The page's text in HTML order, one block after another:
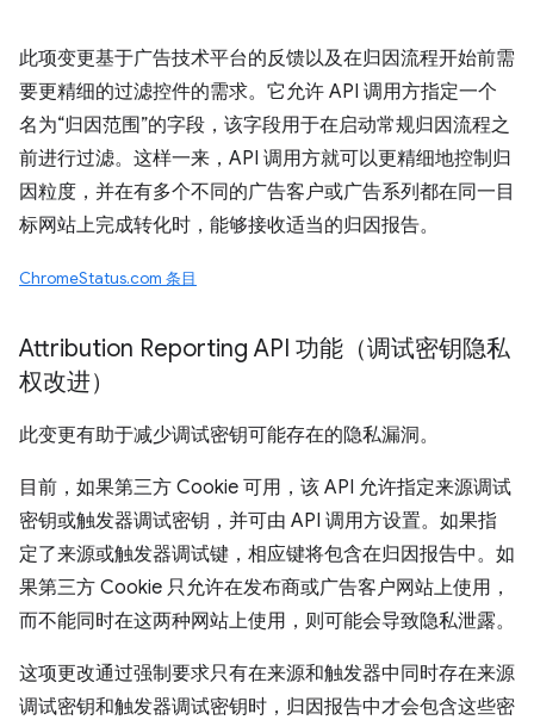
此项变更基于广告技术平台的反馈以及在归因流程开始前需
要更精细的过滤控件的需求。它允许 API 调用方指定一个
名为“归因范围”的字段，该字段用于在启动常规归因流程之
前进行过滤。这样一来，API 调用方就可以更精细地控制归
因粒度，并在有多个不同的广告客户或广告系列都在同一目
标网站上完成转化时，能够接收适当的归因报告。
ChromeStatus.com 条目
Attribution Reporting API 功能（调试密钥隐私
权改进）
此变更有助于减少调试密钥可能存在的隐私漏洞。
目前，如果第三方 Cookie 可用，该 API 允许指定来源调试
密钥或触发器调试密钥，并可由 API 调用方设置。如果指
定了来源或触发器调试键，相应键将包含在归因报告中。如
果第三方 Cookie 只允许在发布商或广告客户网站上使用，
而不能同时在这两种网站上使用，则可能会导致隐私泄露。
这项更改通过强制要求只有在来源和触发器中同时存在来源
调试密钥和触发器调试密钥时，归因报告中才会包含这些密